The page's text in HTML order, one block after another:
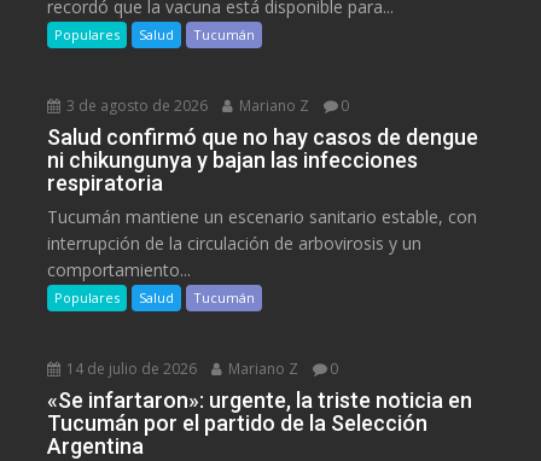
recordó que la vacuna está disponible para...
Populares Salud Tucumán
3 de agosto de 2026 Mariano Z 0
Salud confirmó que no hay casos de dengue
ni chikungunya y bajan las infecciones
respiratoria
Tucumán mantiene un escenario sanitario estable, con
interrupción de la circulación de arbovirosis y un
comportamiento...
Populares Salud Tucumán
14 de julio de 2026 Mariano Z 0
«Se infartaron»: urgente, la triste noticia en
Tucumán por el partido de la Selección
Argentina